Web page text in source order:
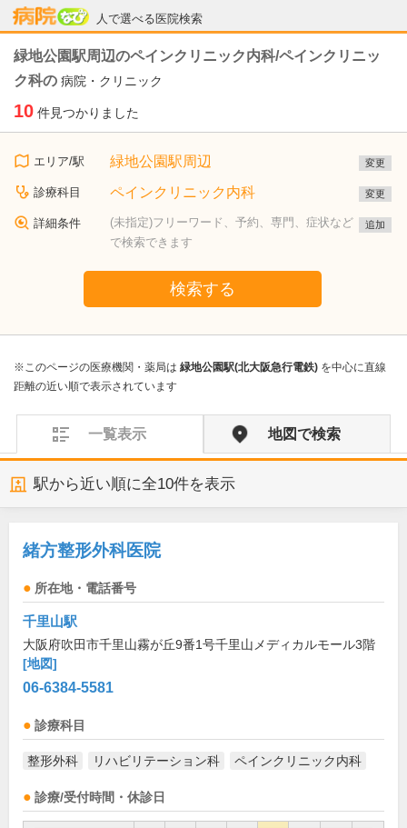
人で選べる医院検索
病院なび
緑地公園駅周辺のペインクリニック内科/ペインクリニッ
ク科の 病院・クリニック
10 件見つかりました
エリア/駅 緑地公園駅周辺 変更
診療科目 ペインクリニック内科 変更
詳細条件
(未指定)フリーワード、予約、専門、症状など
で検索できます
追加
検索する
※このページの医療機関・薬局は 緑地公園駅(北大阪急行電鉄) を中心に直線
距離の近い順で表示されています
一覧表示 地図で検索
駅から近い順に全10件を表示
緒方整形外科医院
所在地・電話番号
千里山駅
大阪府吹田市千里山霧が丘9番1号千里山メディカルモール3階
[地図]
06-6384-5581
診療科目
整形外科 リハビリテーション科 ペインクリニック内科
診療/受付時間・休診日